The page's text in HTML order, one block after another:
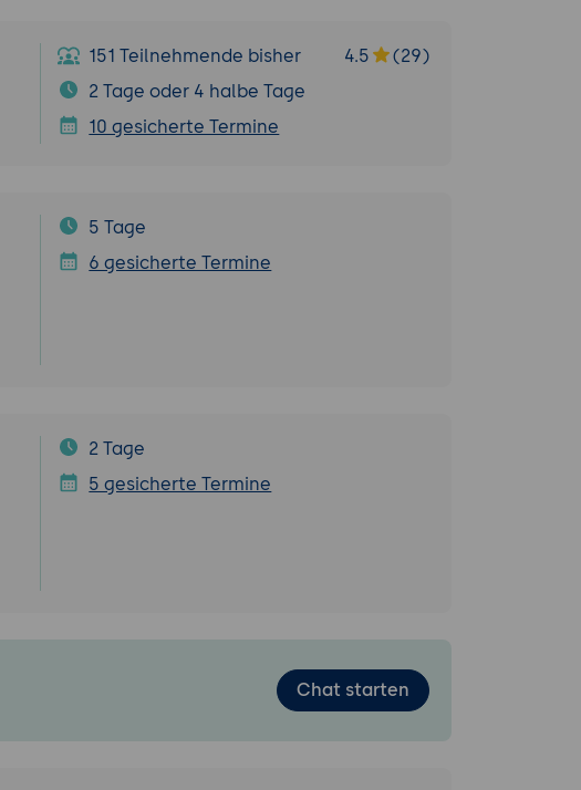
151 Teilnehmende bisher 4.5
(29)
2 Tage oder 4 halbe Tage
10 gesicherte Termine
5 Tage
6 gesicherte Termine
2 Tage
5 gesicherte Termine
Chat starten